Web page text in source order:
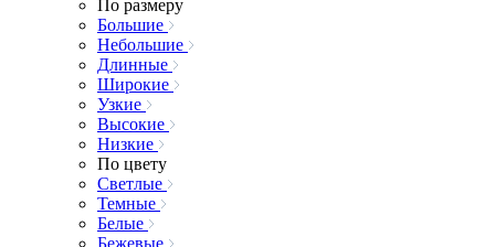
По размеру
Большие
Небольшие
Длинные
Широкие
Узкие
Высокие
Низкие
По цвету
Светлые
Темные
Белые
Бежевые